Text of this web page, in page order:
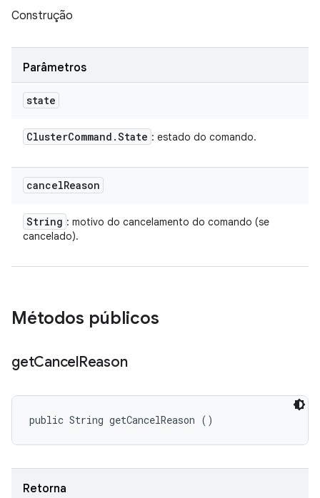
Construção
Parâmetros
state
ClusterCommand .State : estado do comando.
cancelReason
String : motivo do cancelamento do comando (se
cancelado).
Métodos públicos
getCancelReason
public String getCancelReason ()
Retorna